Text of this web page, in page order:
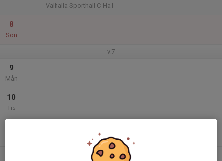
Valhalla Sporthall C-Hall
8
Sön
v.7
9
Mån
10
Tis